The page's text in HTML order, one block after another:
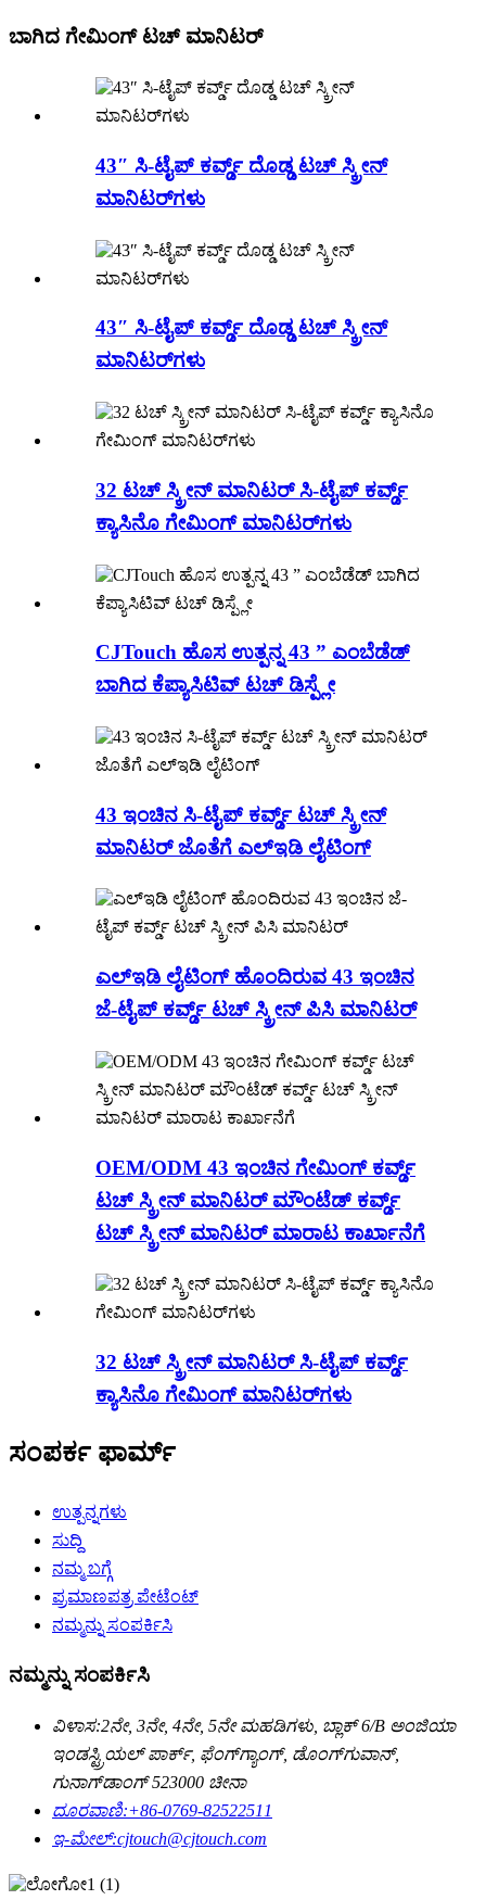
ಬಾಗಿದ ಗೇಮಿಂಗ್ ಟಚ್ ಮಾನಿಟರ್
43″ ಸಿ-ಟೈಪ್ ಕರ್ವ್ಡ್ ದೊಡ್ಡ ಟಚ್ ಸ್ಕ್ರೀನ್
ಮಾನಿಟರ್‌ಗಳು
43″ ಸಿ-ಟೈಪ್ ಕರ್ವ್ಡ್ ದೊಡ್ಡ ಟಚ್ ಸ್ಕ್ರೀನ್
ಮಾನಿಟರ್‌ಗಳು
32 ಟಚ್ ಸ್ಕ್ರೀನ್ ಮಾನಿಟರ್ ಸಿ-ಟೈಪ್ ಕರ್ವ್ಡ್
ಕ್ಯಾಸಿನೊ ಗೇಮಿಂಗ್ ಮಾನಿಟರ್‌ಗಳು
CJTouch ಹೊಸ ಉತ್ಪನ್ನ 43 ” ಎಂಬೆಡೆಡ್
ಬಾಗಿದ ಕೆಪ್ಯಾಸಿಟಿವ್ ಟಚ್ ಡಿಸ್ಪ್ಲೇ
43 ಇಂಚಿನ ಸಿ-ಟೈಪ್ ಕರ್ವ್ಡ್ ಟಚ್ ಸ್ಕ್ರೀನ್
ಮಾನಿಟರ್ ಜೊತೆಗೆ ಎಲ್ಇಡಿ ಲೈಟಿಂಗ್
ಎಲ್ಇಡಿ ಲೈಟಿಂಗ್ ಹೊಂದಿರುವ 43 ಇಂಚಿನ
ಜೆ-ಟೈಪ್ ಕರ್ವ್ಡ್ ಟಚ್ ಸ್ಕ್ರೀನ್ ಪಿಸಿ ಮಾನಿಟರ್
OEM/ODM 43 ಇಂಚಿನ ಗೇಮಿಂಗ್ ಕರ್ವ್ಡ್
ಟಚ್ ಸ್ಕ್ರೀನ್ ಮಾನಿಟರ್ ಮೌಂಟೆಡ್ ಕರ್ವ್ಡ್
ಟಚ್ ಸ್ಕ್ರೀನ್ ಮಾನಿಟರ್ ಮಾರಾಟ ಕಾರ್ಖಾನೆಗೆ
32 ಟಚ್ ಸ್ಕ್ರೀನ್ ಮಾನಿಟರ್ ಸಿ-ಟೈಪ್ ಕರ್ವ್ಡ್
ಕ್ಯಾಸಿನೊ ಗೇಮಿಂಗ್ ಮಾನಿಟರ್‌ಗಳು
ಸಂಪರ್ಕ ಫಾರ್ಮ್
ಉತ್ಪನ್ನಗಳು
ಸುದ್ದಿ
ನಮ್ಮ ಬಗ್ಗೆ
ಪ್ರಮಾಣಪತ್ರ ಪೇಟೆಂಟ್
ನಮ್ಮನ್ನು ಸಂಪರ್ಕಿಸಿ
ನಮ್ಮನ್ನು ಸಂಪರ್ಕಿಸಿ
ವಿಳಾಸ:2ನೇ, 3ನೇ, 4ನೇ, 5ನೇ ಮಹಡಿಗಳು, ಬ್ಲಾಕ್ 6/B ಅಂಜಿಯಾ
ಇಂಡಸ್ಟ್ರಿಯಲ್ ಪಾರ್ಕ್, ಫೆಂಗ್‌ಗ್ಯಾಂಗ್, ಡೊಂಗ್‌ಗುವಾನ್,
ಗುನಾಗ್‌ಡಾಂಗ್ 523000 ಚೀನಾ
ದೂರವಾಣಿ:+86-0769-82522511
ಇ-ಮೇಲ್:cjtouch@cjtouch.com